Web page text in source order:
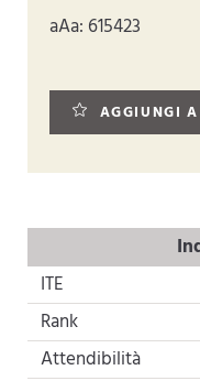
aAa: 615423
AGGIUNGI
ITE
Rank
Attendibilità